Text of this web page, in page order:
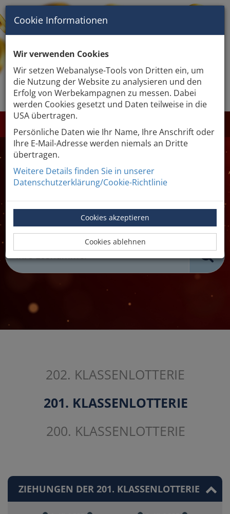
Cookie Informationen
Wir verwenden Cookies
Wir setzen Webanalyse-Tools von Dritten ein, um
die Nutzung der Website zu analysieren und den
Erfolg von Werbekampagnen zu messen. Dabei
werden Cookies gesetzt und Daten teilweise in die
USA übertragen.
Persönliche Daten wie Ihr Name, Ihre Anschrift oder
Ihre E-Mail-Adresse werden niemals an Dritte
übertragen.
Weitere Details finden Sie in unserer
Datenschutzerklärung/Cookie-Richtlinie
Cookies ablehnen
Cookies akzeptieren
GEWINNABFRAGE
LOSE KAUFEN
Gewinnabfrage
202. KLASSENLOTTERIE
201. KLASSENLOTTERIE
200. KLASSENLOTTERIE
ZIEHUNGEN DER 201. KLASSENLOTTERIE